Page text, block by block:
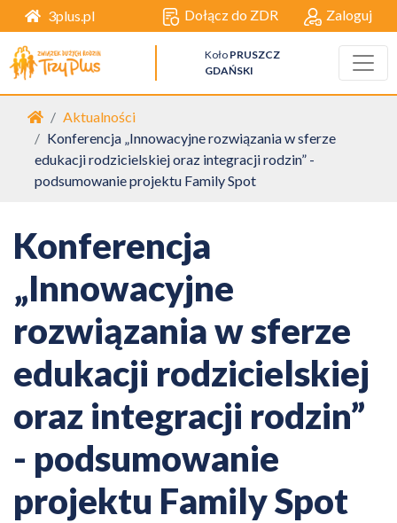
3plus.pl Dołącz do ZDR Zaloguj
Koło PRUSZCZ
GDAŃSKI
Strona główna
Aktualności
Konferencja „Innowacyjne rozwiązania w sferze
edukacji rodzicielskiej oraz integracji rodzin” -
podsumowanie projektu Family Spot
Konferencja
„Innowacyjne
rozwiązania w sferze
edukacji rodzicielskiej
oraz integracji rodzin”
- podsumowanie
projektu Family Spot